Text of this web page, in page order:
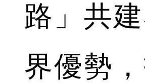
路」共
界優勢